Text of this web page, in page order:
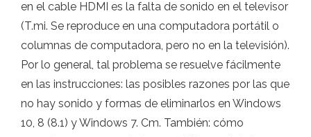
en el cable HDMI es la falta de sonido en el televisor
(T.mi. Se reproduce en una computadora portátil o
columnas de computadora, pero no en la televisión).
Por lo general, tal problema se resuelve fácilmente
en las instrucciones: las posibles razones por las que
no hay sonido y formas de eliminarlos en Windows
10, 8 (8.1) y Windows 7. Cm. También: cómo